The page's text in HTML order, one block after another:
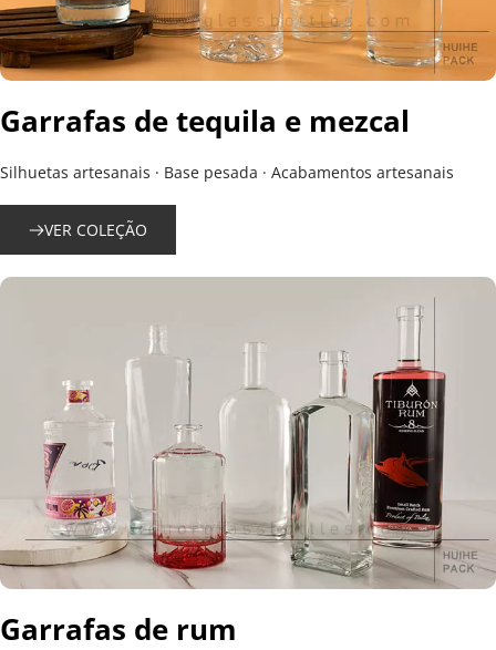
Garrafas de tequila e mezcal
Silhuetas artesanais · Base pesada · Acabamentos artesanais
VER COLEÇÃO
Garrafas de rum